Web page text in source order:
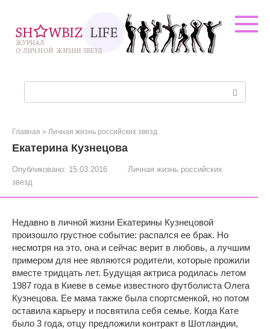
контенту
Главная » Личная жизнь российских звезд
Екатерина Кузнецова
Опубликовано: 15.03.2016
Личная жизнь российских
звезд
Недавно в личной жизни Екатерины Кузнецовой
произошло грустное событие: распался ее брак. Но
несмотря на это, она и сейчас верит в любовь, а лучшим
примером для нее являются родители, которые прожили
вместе тридцать лет. Будущая актриса родилась летом
1987 года в Киеве в семье известного футболиста Олега
Кузнецова. Ее мама также была спортсменкой, но потом
оставила карьеру и посвятила себя семье. Когда Кате
было 3 года, отцу предложили контракт в Шотландии,